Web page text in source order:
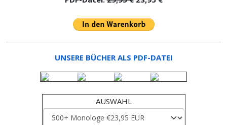
UNSERE BÜCHER ALS PDF-DATEI
AUSWAHL